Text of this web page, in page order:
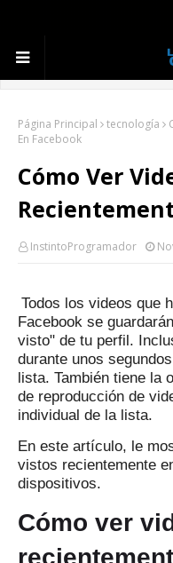
Página Principal tecnología
En Facebook
Cómo Ver
InstintoProgramador
Todos los videos que
Facebook se
visto" de tu perfil.
durante unos
lista. También tiene la
de reproducción de
individual de la lista.
En este artículo, le
vistos recientemente
dispositivos.
Cómo ver